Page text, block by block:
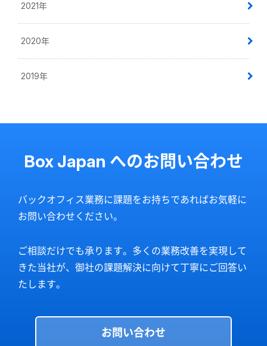
2021年
2020年
2019年
Box Japan へのお問い合わせ
バックオフィス業務に課題をお持ちであればお気軽に
お問い合わせください。
ご相談だけでも承ります。多くの業務改善を実現して
きた当社が、御社の課題解決に向けて丁寧にご回答い
たします。
お問い合わせ